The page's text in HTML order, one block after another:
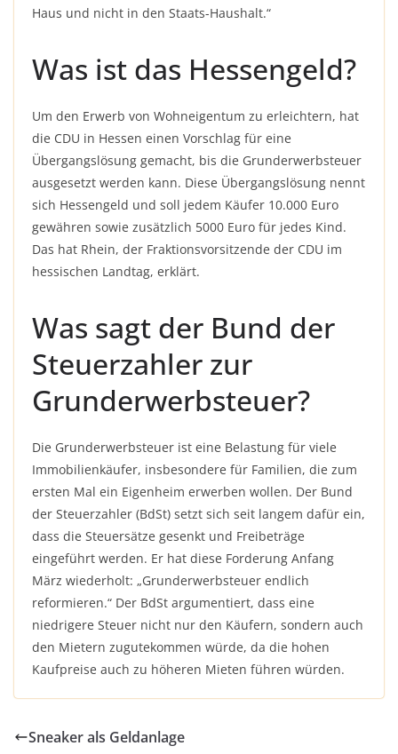
Haus und nicht in den Staats-Haushalt.“
Was ist das Hessengeld?
Um den Erwerb von Wohneigentum zu erleichtern, hat
die CDU in Hessen einen Vorschlag für eine
Übergangslösung gemacht, bis die Grunderwerbsteuer
ausgesetzt werden kann. Diese Übergangslösung nennt
sich Hessengeld und soll jedem Käufer 10.000 Euro
gewähren sowie zusätzlich 5000 Euro für jedes Kind.
Das hat Rhein, der Fraktionsvorsitzende der CDU im
hessischen Landtag, erklärt.
Was sagt der Bund der
Steuerzahler zur
Grunderwerbsteuer?
Die Grunderwerbsteuer ist eine Belastung für viele
Immobilienkäufer, insbesondere für Familien, die zum
ersten Mal ein Eigenheim erwerben wollen. Der Bund
der Steuerzahler (BdSt) setzt sich seit langem dafür ein,
dass die Steuersätze gesenkt und Freibeträge
eingeführt werden. Er hat diese Forderung Anfang
März wiederholt: „Grunderwerbsteuer endlich
reformieren.“ Der BdSt argumentiert, dass eine
niedrigere Steuer nicht nur den Käufern, sondern auch
den Mietern zugutekommen würde, da die hohen
Kaufpreise auch zu höheren Mieten führen würden.
Sneaker als Geldanlage